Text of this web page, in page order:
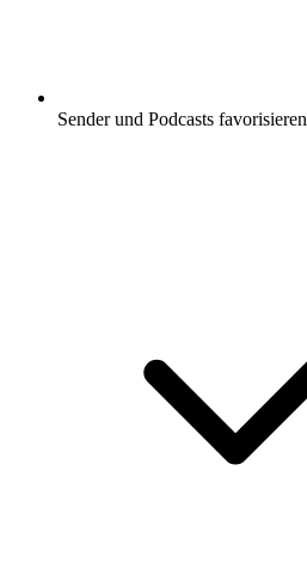
Sender und Podcasts favorisieren